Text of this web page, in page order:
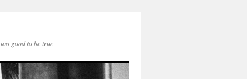
too good to be true